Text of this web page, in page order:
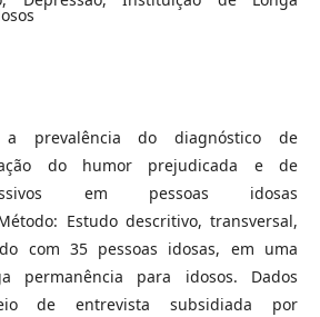
a prevalência do diagnóstico de
do humor prejudicada e de
em pessoas idosas
Estudo descritivo, transversal,
com 35 pessoas idosas, em uma
permanência para idosos. Dados
de entrevista subsidiada por